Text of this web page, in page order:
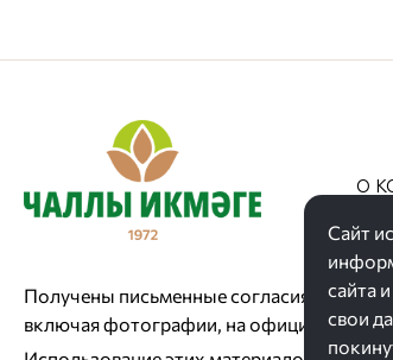
О
Получены письменные согласия
включая фотографии, на официальном
Сайт
сайта
свои